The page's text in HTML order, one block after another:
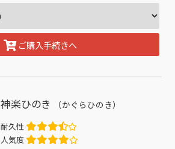
ご購入手続きへ
神楽ひのき （かぐらひのき）
耐久性
人気度